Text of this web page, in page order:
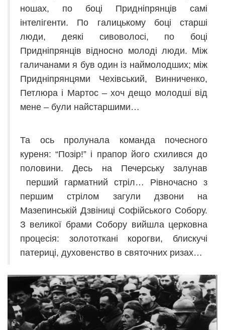
ношах, по боці Придніпрянців самі
інтелігенти. По галицькому боці старші
люди, деякі сивоволосі, по боці
Придніпрянців відносно молоді люди. Між
галичанами я був один із наймолодших; між
Придніпрянцями Чехівський, Винниченко,
Петлюра і Мартос – хоч дещо молодші від
мене – були найстаршими…
Та ось пролунала команда почесного
куреня: “Позір!” і прапор його схилився до
половини. Десь на Печерську залунав
перший гарматний стріл… Рівночасно з
першим стрілом загули дзвони на
Мазепинській Дзвіниці Софійського Собору.
З великої брами Собору вийшла церковна
процесія: золототкані корогви, блискучі
патериці, духовенство в святочних ризах…